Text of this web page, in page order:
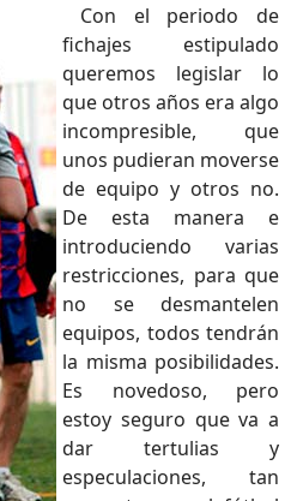
Con el periodo de
fichajes estipulado
queremos legislar lo
que otros años era algo
incompresible, que
unos pudieran moverse
de equipo y otros no.
De esta manera e
introduciendo varias
restricciones, para que
no se desmantelen
equipos, todos tendrán
la misma posibilidades.
Es novedoso, pero
estoy seguro que va a
dar tertulias y
especulaciones, tan